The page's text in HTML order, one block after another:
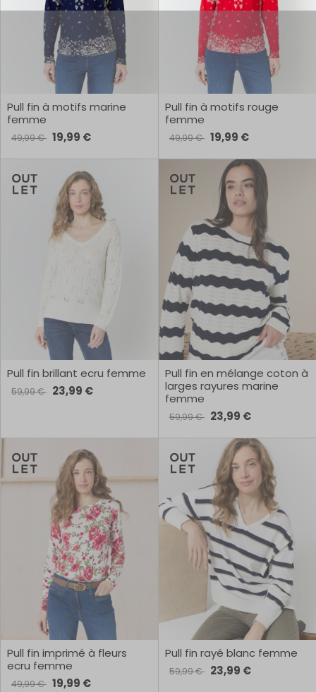
Pull fin à motifs marine
femme
49,99 € 19,99 €
Pull fin à motifs rouge
femme
49,99 € 19,99 €
Pull fin brillant ecru femme
59,99 € 23,99 €
Pull fin en mélange coton à
larges rayures marine
femme
59,99 € 23,99 €
Pull fin imprimé à fleurs
ecru femme
49,99 € 19,99 €
Pull fin rayé blanc femme
59,99 € 23,99 €